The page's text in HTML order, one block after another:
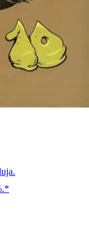
puutteita tai niitä